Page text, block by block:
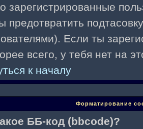
зарегистрированные
предотвратить
Если ты
всего, у тебя нет на
к началу
Форматирование
ББ-код (bbcode)?